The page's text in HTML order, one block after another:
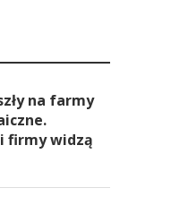
na farmy
firmy widzą